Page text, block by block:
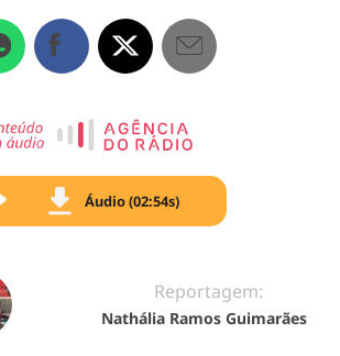
Áudio (02:54s)
Reportagem:
Nathália Ramos Guimarães